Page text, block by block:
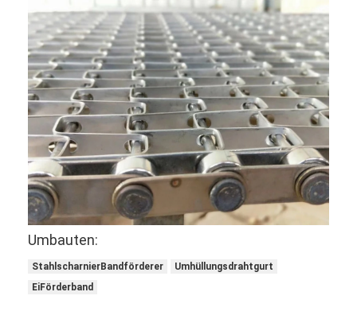
Umbauten:
StahlscharnierBandförderer
Umhüllungsdrahtgurt
EiFörderband